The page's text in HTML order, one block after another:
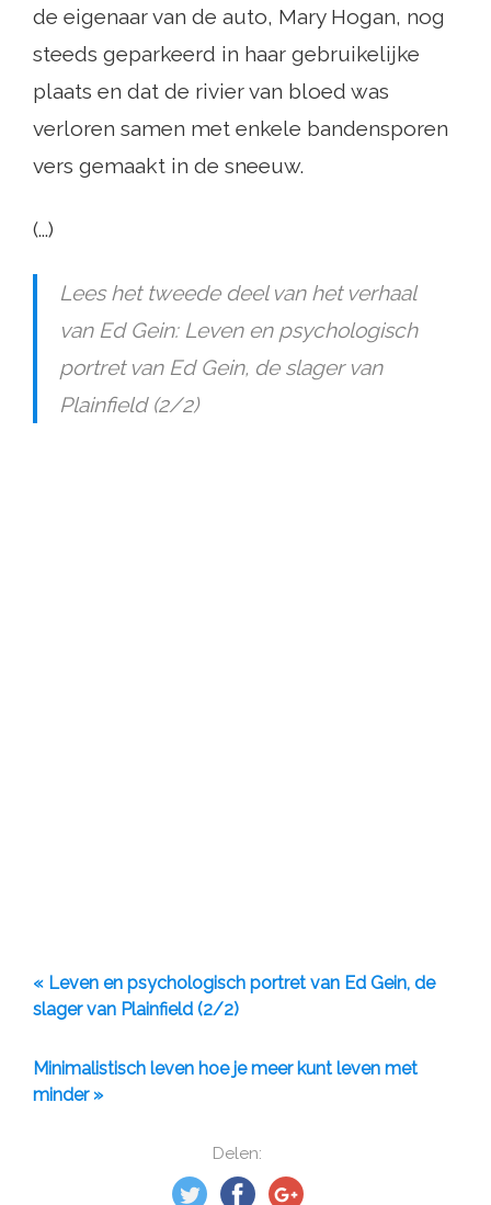
Delen:
de eigenaar van de auto, Mary Hogan, nog
steeds geparkeerd in haar gebruikelijke
plaats en dat de rivier van bloed was
verloren samen met enkele bandensporen
vers gemaakt in de sneeuw.
(...)
Lees het tweede deel van het verhaal
van Ed Gein: Leven en psychologisch
portret van Ed Gein, de slager van
Plainfield (2/2)
« Leven en psychologisch portret van Ed Gein, de
slager van Plainfield (2/2)
Minimalistisch leven hoe je meer kunt leven met
minder »